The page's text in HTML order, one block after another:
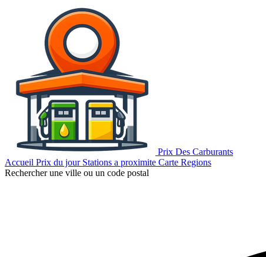
Prix Des Carburants
Accueil Prix du jour Stations a proximite Carte Regions
Rechercher une ville ou un code postal